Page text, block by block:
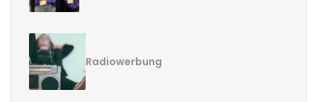
Radiowerbung